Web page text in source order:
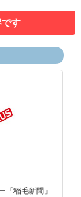
す
「稲毛新聞」